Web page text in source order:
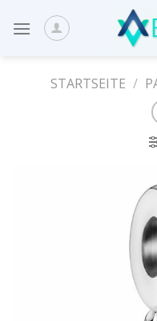
STARTSEITE /